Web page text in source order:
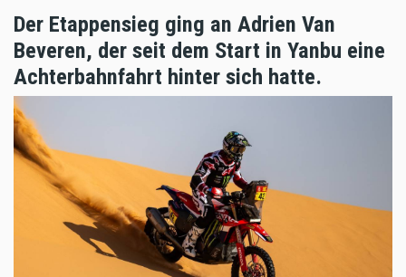
Der Etappensieg ging an Adrien Van
Beveren, der seit dem Start in Yanbu eine
Achterbahnfahrt hinter sich hatte.